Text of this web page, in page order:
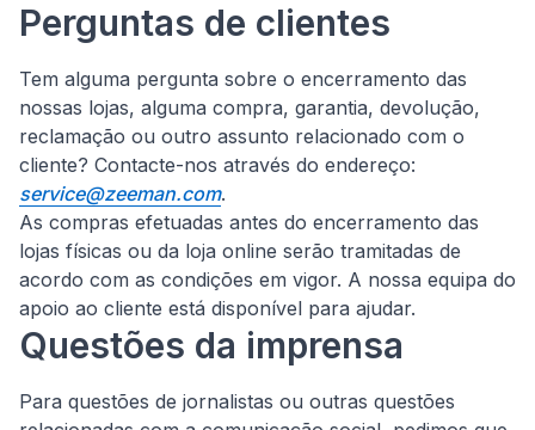
Perguntas de clientes
Tem alguma pergunta sobre o encerramento das
nossas lojas, alguma compra, garantia, devolução,
reclamação ou outro assunto relacionado com o
cliente? Contacte-nos através do endereço:
service@zeeman.com.
As compras efetuadas antes do encerramento das
lojas físicas ou da loja online serão tramitadas de
acordo com as condições em vigor. A nossa equipa do
apoio ao cliente está disponível para ajudar.
Questões da imprensa
Para questões de jornalistas ou outras questões